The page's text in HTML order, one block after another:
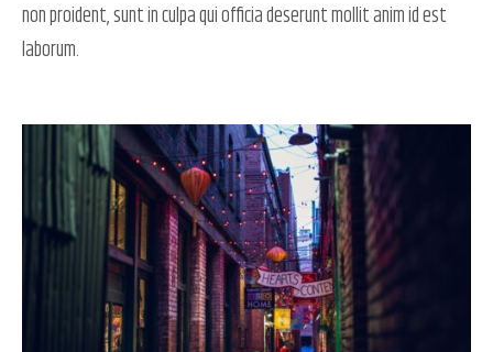
non proident, sunt in culpa qui officia deserunt mollit anim id est
laborum.